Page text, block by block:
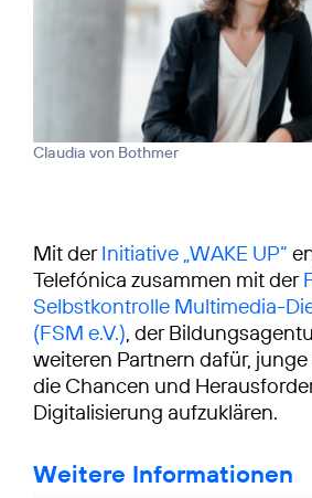
Claudia von Bothmer
Mit derInitiative „WAKE UP“
Telefónica zusammen mit der
Selbstkontrolle Multimedia-
(FSM e.V.) , der
weiteren Partnern dafür,
die Chancen und
Digitalisierung aufzuklären.
Weitere Informationen